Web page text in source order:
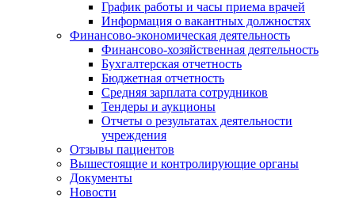
График работы и часы приема врачей
Информация о вакантных должностях
Финансово-экономическая деятельность
Финансово-хозяйственная деятельность
Бухгалтерская отчетность
Бюджетная отчетность
Средняя зарплата сотрудников
Тендеры и аукционы
Отчеты о результатах деятельности
учреждения
Отзывы пациентов
Вышестоящие и контролирующие органы
Документы
Новости